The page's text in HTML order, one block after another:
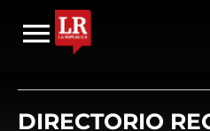
DIRECTORIO